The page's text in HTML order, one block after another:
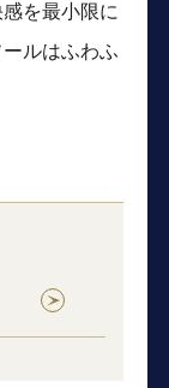
を最小限に
ルはふわふ